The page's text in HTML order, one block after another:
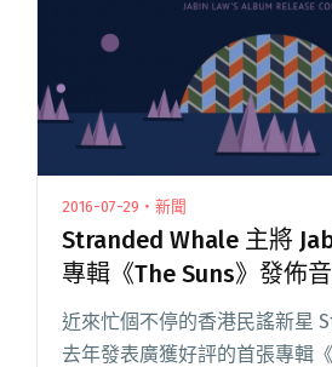
2016-07-29・新聞
Stranded Whale 主將
專輯《The Suns》發佈
近來忙個不停的香港民謠新星
去年發表廣獲好評的首張專輯